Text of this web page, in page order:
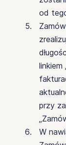
od
linkiem
przy
W